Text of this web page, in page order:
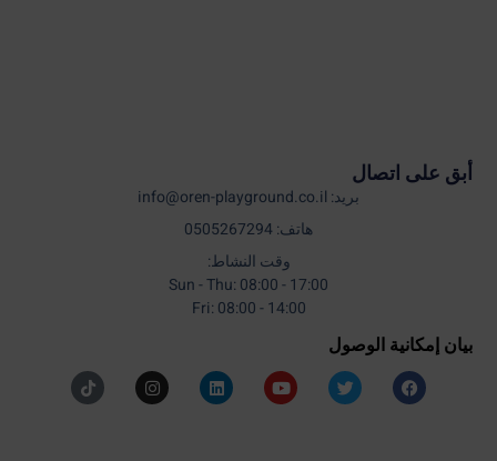
أبق على اتصال
بريد: info@oren-playground.co.il
هاتف: 0505267294
وقت النشاط:
Sun - Thu: 08:00 - 17:00
Fri: 08:00 - 14:00
بيان إمكانية الوصول